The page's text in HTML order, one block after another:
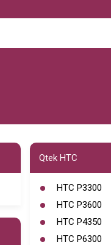
Qtek HTC
HTC P3300
HTC P3600
HTC P4350
HTC P6300